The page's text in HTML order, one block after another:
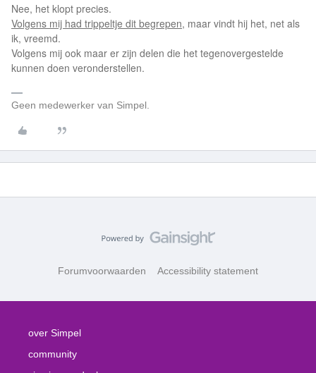
Nee, het klopt precies.
Volgens mij had trippeltje dit begrepen, maar vindt hij het, net als
ik, vreemd.
Volgens mij ook maar er zijn delen die het tegenovergestelde
kunnen doen veronderstellen.
Geen medewerker van Simpel.
Forumvoorwaarden Accessibility statement
over Simpel
community